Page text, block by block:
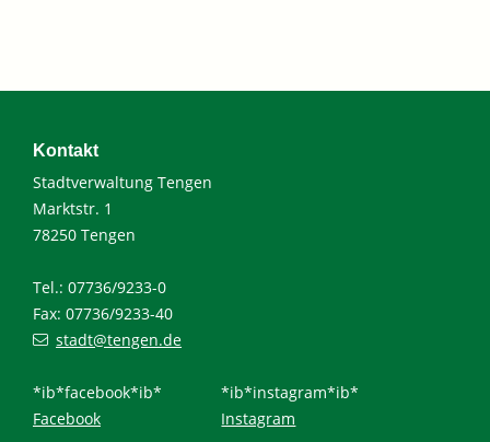
Kontakt
Stadtverwaltung Tengen
Marktstr. 1
78250 Tengen
Tel.: 07736/9233-0
Fax: 07736/9233-40
stadt@tengen.de
*ib*facebook*ib*
Facebook
*ib*instagram*ib*
Instagram